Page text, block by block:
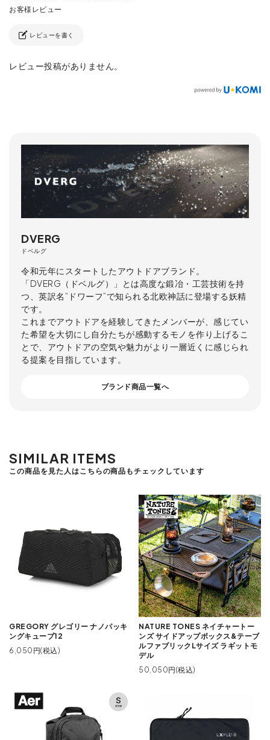
レビューを書く
レビュー投稿がありません。
DVERG
ドベルグ
令和元年にスタートしたアウトドアブランド。
「DVERG（ドベルグ）」とは高度な鍛冶・工芸技術を持
つ、英訳名”ドワーフ”で知られる北欧神話に登場する妖精
です。
これまでアウトドアを経験してきたメンバーが、感じてい
た希望を大切にし自分たちが感動するモノを作り上げるこ
とで、アウトドアの空気や魅力がより一層近くに感じられ
る提案を目指しています。
ブランド商品一覧へ
SIMILAR ITEMS
この商品を見た人はこちらの商品もチェックしています
GREGORY グレゴリー ナノパッキ
ングキューブ12
6,050円(税込)
NATURE TONES ネイチャートー
ンズ サイドアップボックス&テーブ
ルファブリックLサイズ ラギットモ
デル
50,050円(税込)